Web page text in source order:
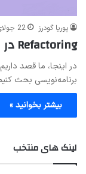
پوریا گودرز 22 جولای 2023
Refactoring در برنامه نویسی چیست؟
برنامه‌نویسی بحث
بیشتر بخوانید »
لینک های منتخب